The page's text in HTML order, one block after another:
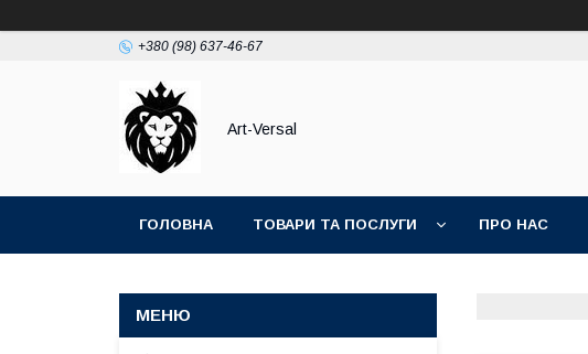
+380 (98) 637-46-67
Аrt-Versal
ГОЛОВНА ТОВАРИ ТА ПОСЛУГИ ПРО НАС